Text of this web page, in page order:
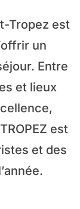
Tropez est
un
Entre
et lieux
est
et des